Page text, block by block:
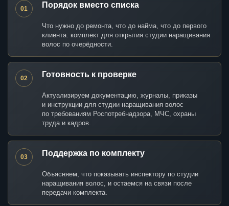
01 Порядок вместо списка
Что нужно до ремонта, что до найма, что до первого
клиента: комплект для открытия студии наращивания
волос по очерёдности.
02 Готовность к проверке
Актуализируем документацию, журналы, приказы
и инструкции для студии наращивания волос
по требованиям Роспотребнадзора, МЧС, охраны
труда и кадров.
03 Поддержка по комплекту
Объясняем, что показывать инспектору по студии
наращивания волос, и остаемся на связи после
передачи комплекта.